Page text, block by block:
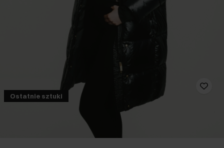
Ostatnie sztuki